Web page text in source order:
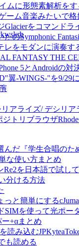
ムに形態素解析を
ーム音楽みたいで
Glacierをコマンドラ
のSymphonic
レをモダンに演奏す
FANTASY THE
5とAndroidの対
翼-WINGS-"を9/29
リアライズ/ デシリ
トリブラウザ
んだ『学生合唱の
な使い方まとめ
Re2を日本語で試し
分ける方法
と簡単にする
SIMを使って光ポー
+αまとめ
読み込む
も読める